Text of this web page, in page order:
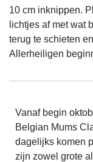
10 cm inknippen.
lichtjes af met wat
terug te schieten
Allerheiligen
Vanaf begin
Belgian Mums
dagelijks komen
zijn zowel grote